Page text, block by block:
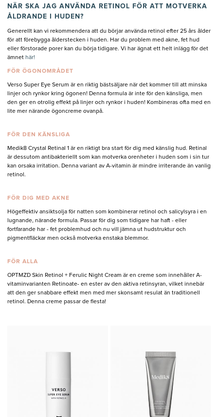
NÄR SKA JAG ANVÄNDA RETINOL FÖR ATT MOTVERKA
ÅLDRANDE I HUDEN?
Generellt kan vi rekommendera att du börjar använda retinol efter 25 års ålder
för att förebygga ålderstecken i huden. Har du problem med akne, fet hud
eller förstorade porer kan du börja tidigare. Vi har ägnat ett helt inlägg för det
ämnet här!
FÖR ÖGONOMRÅDET
Verso Super Eye Serum är en riktig bästsäljare när det kommer till att minska
linjer och rynkor kring ögonen! Denna formula är inte för den känsliga, men
den ger en otrolig effekt på linjer och rynkor i huden! Kombineras ofta med en
lite mer närande ögoncreme ovanpå.
FÖR DEN KÄNSLIGA
Medik8 Crystal Retinal 1 är en riktigt bra start för dig med känslig hud. Retinal
är dessutom antibakteriellt som kan motverka orenheter i huden som i sin tur
kan orsaka irritation. Denna variant av A-vitamin är mindre irriterande än vanlig
retinol.
FÖR DIG MED AKNE
Högeffektiv ansiktsolja för natten som kombinerar retinol och salicylsyra i en
lugnande, närande formula. Passar för dig som tidigare har haft - eller
fortfarande har - fet problemhud och nu vill jämna ut hudstruktur och
pigmentfläckar men också motverka enstaka blemmor.
FÖR ALLA
OPTMZD Skin Retinol + Ferulic Night Cream är en creme som innehåller A-
vitaminvarianten Retinoate- en ester av den aktiva retinsyran, vilket innebär
att den ger snabbare effekt men med mer skonsamt resulat än traditionell
retinol. Denna creme passar de flesta!